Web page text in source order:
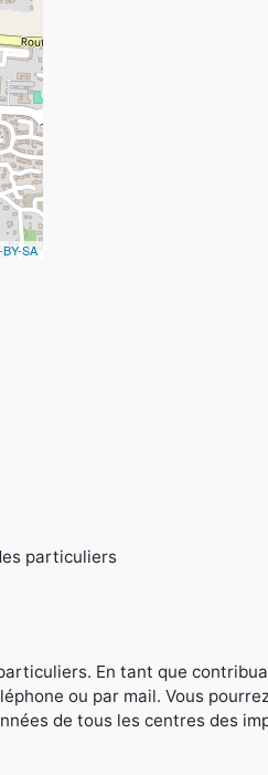
SA
particuliers
En tant que
ou par mail. Vous
de tous les centres des